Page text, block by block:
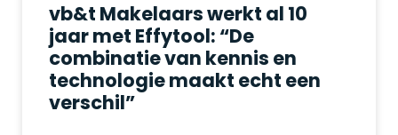
vb&t Makelaars werkt al 10
jaar met Effytool: “De
combinatie van kennis en
technologie maakt echt een
verschil”